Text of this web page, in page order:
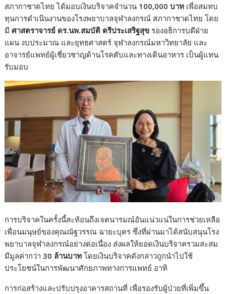
สภากาชาดไทย ได้มอบเงินบริจาคจำนวน 100,000 บาท เพื่อสมทบ
ทุนการดำเนินงานของโรงพยาบาลจุฬาลงกรณ์ สภากาชาดไทย โดย
มีศาสตราจารย์ ดร.นพ.สมบัติ ตรีประเสริฐสุข รองอธิการบดีฝ่าย
แผน งบประมาณ และยุทธศาสตร์ จุฬาลงกรณ์มหาวิทยาลัย และ
อาจารย์แพทย์ผู้เชี่ยวชาญด้านโรคตับและทางเดินอาหาร เป็นผู้แทน
รับมอบ
การบริจาคในครั้งนี้สะท้อนถึงเจตนารมณ์อันแน่วแน่ในการช่วยเหลือ
เพื่อนมนุษย์ของคุณณัฐวรรณ ฉายะบุตร ซึ่งที่ผ่านมาได้สนับสนุนโรง
พยาบาลจุฬาลงกรณ์อย่างต่อเนื่อง ส่งผลให้ยอดเงินบริจาครวมสะสม
มีมูลค่ากว่า30 ล้านบาท โดยเงินบริจาคดังกล่าวถูกนำไปใช้
ประโยชน์ในการพัฒนาศักยภาพทางการแพทย์ อาทิ
การก่อสร้างและปรับปรุงอาคารสถานที่ เพื่อรองรับผู้ป่วยที่เพิ่มขึ้น